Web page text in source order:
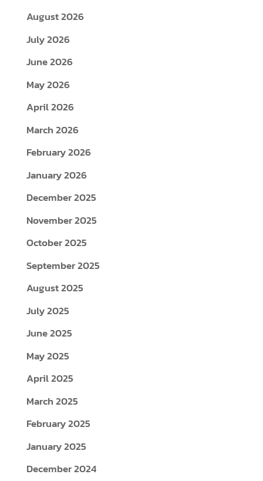
August 2026
July 2026
June 2026
May 2026
April 2026
March 2026
February 2026
January 2026
December 2025
November 2025
October 2025
September 2025
August 2025
July 2025
June 2025
May 2025
April 2025
March 2025
February 2025
January 2025
December 2024